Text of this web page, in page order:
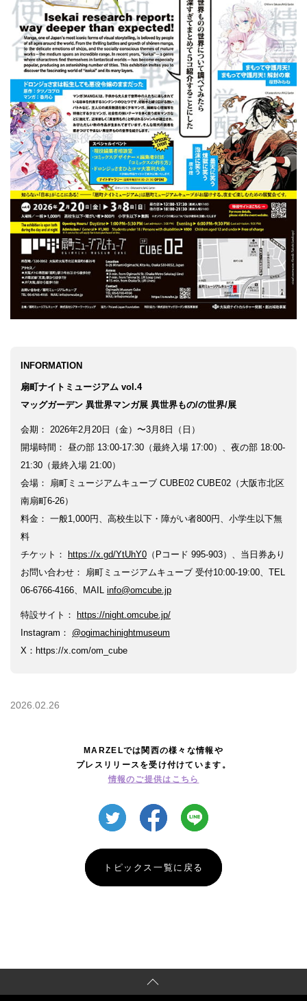
2026.02.26
INFORMATION
扇町ナイトミュージアム vol.4
マッグガーデン 異世界マンガ展 異世界もの/の世界/展
会期： 2026年2月20日（金）〜3月8日（日）
開場時間： 昼の部 13:00-17:30（最終入場 17:00）、夜の部 18:00-
21:30（最終入場 21:00）
会場： 扇町ミュージアムキューブ CUBE02 CUBE02（大阪市北区
南扇町6-26）
料金： 一般1,000円、高校生以下・障がい者800円、小学生以下無
料
チケット：
https://x.gd/YtUhY0 （Pコード 995-903）、当日券あり
お問い合わせ： 扇町ミュージアムキューブ 受付10:00-19:00、TEL
06-6766-4166、MAIL info@omcube.jp
特設サイト：
https://night.omcube.jp/
Instagram： @ogimachinightmuseum
X：https://x.com/om_cube
MARZELでは関西の様々な情報や
プレスリリースを受け付けています。
情報のご提供はこちら
トピックス一覧に戻る